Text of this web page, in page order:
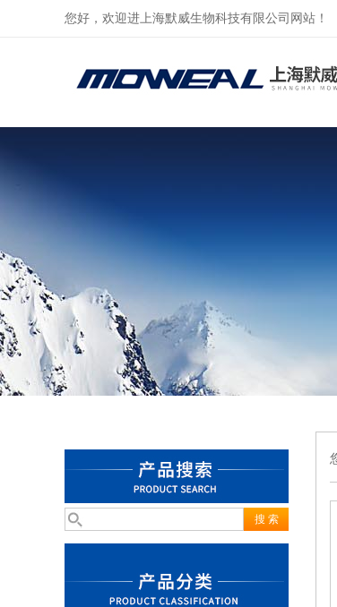
您好，欢迎进上海默威生物科技有限公司网站！